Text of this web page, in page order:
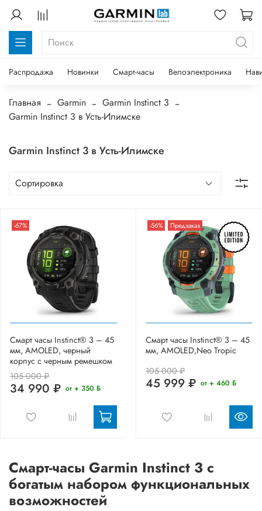
Распродажа Новинки Смарт-часы Велоэлектроника
Главная Garmin
Garmin Instinct 3
Garmin Instinct 3 в Усть-Илимске
Garmin Instinct 3 в Усть-Илимске
-67%
Смарт часы Instinct® 3 – 45
мм, AMOLED, черный
корпус с черным ремешком
105 000 ₽
34 990 ₽ от + 350 Б
-56% Предзаказ
Смарт часы Instinct® 3 – 45
мм, AMOLED,Neo Tropic
105 000 ₽
45 999 ₽ от + 460 Б
Смарт-часы Garmin Instinct 3 с
богатым набором функциональных
возможностей